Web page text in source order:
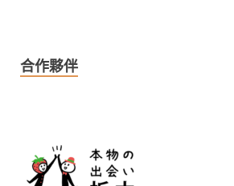
合作夥伴